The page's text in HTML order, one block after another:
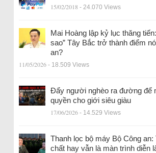
15/02/2018 - 24.070 Views
Mai Hoàng lập kỷ lục thăng
sao” Tây Bắc trở thành điểm
an?
11/05/2026 - 18.509 Views
Đẩy người nghèo ra đường để
quyền cho giới siêu giàu
17/06/2026 - 14.529 Views
Thanh lọc bộ máy Bộ Công an:
chất hay vẫn là màn trình diễn